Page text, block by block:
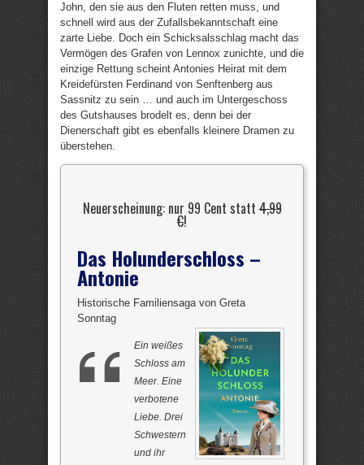
John, den sie aus den Fluten retten muss, und
schnell wird aus der Zufallsbekanntschaft eine
zarte Liebe. Doch ein Schicksalsschlag macht das
Vermögen des Grafen von Lennox zunichte, und die
einzige Rettung scheint Antonies Heirat mit dem
Kreidefürsten Ferdinand von Senftenberg aus
Sassnitz zu sein … und auch im Untergeschoss
des Gutshauses brodelt es, denn bei der
Dienerschaft gibt es ebenfalls kleinere Dramen zu
überstehen.
Neuerscheinung: nur 99 Cent statt4,99
€!
Das Holunderschloss –
Antonie
Historische Familiensaga von Greta
Sonntag
Ein weißes
Schloss am
Meer. Eine
verbotene
Liebe. Drei
Schwestern
und ihr